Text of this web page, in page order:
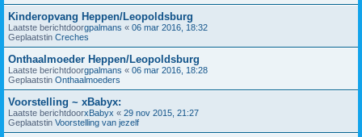
Kinderopvang Heppen/Leopoldsburg
Laatste berichtdoorgpalmans « 06 mar 2016, 18:32
Geplaatstin Creches
Onthaalmoeder Heppen/Leopoldsburg
Laatste berichtdoorgpalmans « 06 mar 2016, 18:28
Geplaatstin Onthaalmoeders
Voorstelling ~ xBabyx:
Laatste berichtdoorxBabyx « 29 nov 2015, 21:27
Geplaatstin Voorstelling van jezelf